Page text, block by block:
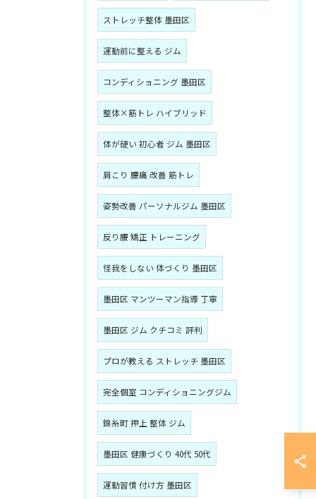
ストレッチ整体 墨田区
運動前に整える ジム
コンディショニング 墨田区
整体×筋トレ ハイブリッド
体が硬い 初心者 ジム 墨田区
肩こり 腰痛 改善 筋トレ
姿勢改善 パーソナルジム 墨田区
反り腰 矯正 トレーニング
怪我をしない 体づくり 墨田区
墨田区 マンツーマン指導 丁寧
墨田区 ジム クチコミ 評判
プロが教える ストレッチ 墨田区
完全個室 コンディショニングジム
錦糸町 押上 整体 ジム
墨田区 健康づくり 40代 50代
運動習慣 付け方 墨田区